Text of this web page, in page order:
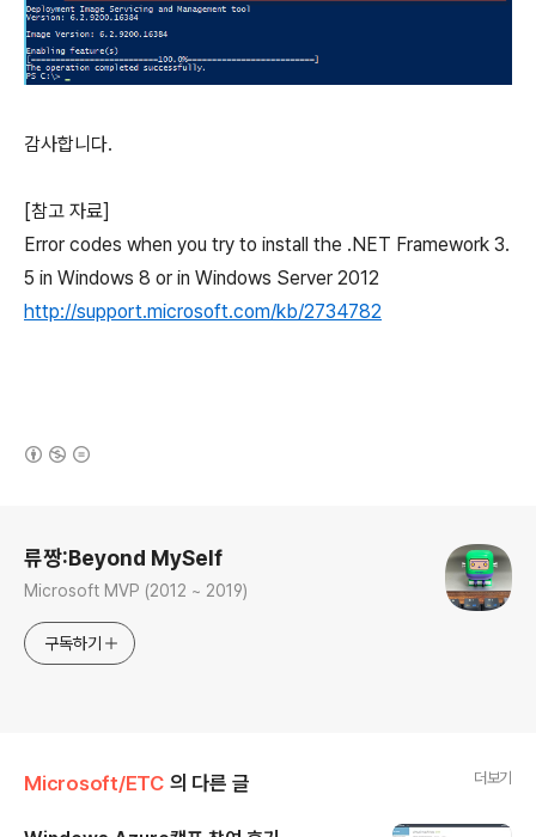
감사합니다.
[참고 자료]
Error codes when you try to install the .NET Framework 3.
5 in Windows 8 or in Windows Server 2012
http://support.microsoft.com/kb/2734782
류짱:Beyond MySelf
Microsoft MVP (2012 ~ 2019)
구독하기
Microsoft/ETC 의 다른 글 더보기